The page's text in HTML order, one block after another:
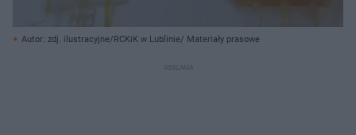
Autor: zdj. ilustracyjne/RCKiK w Lublinie/ Materiały prasowe